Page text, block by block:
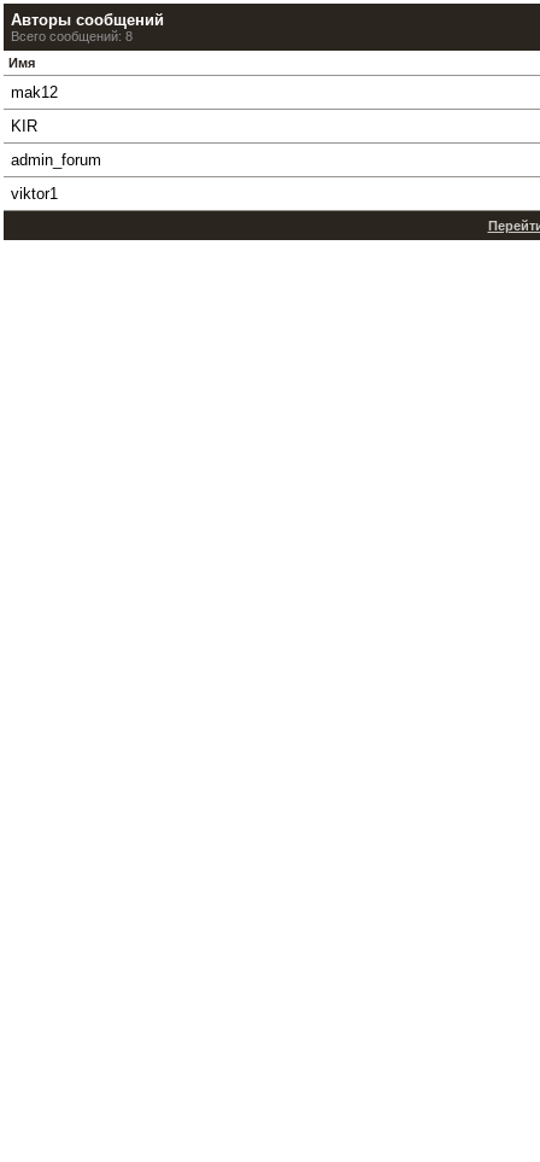
Авторы сообщений
Всего сообщений: 8
Имя
mak12
KIR
admin_forum
viktor1